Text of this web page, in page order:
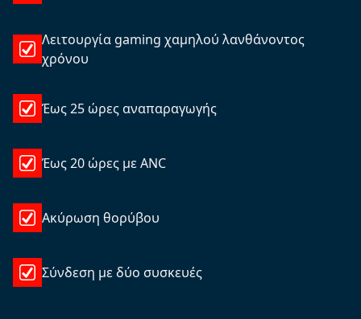
Λειτουργία gaming χαμηλού λανθάνοντος
χρόνου
Έως 25 ώρες αναπαραγωγής
Έως 20 ώρες με ANC
Ακύρωση θορύβου
Σύνδεση με δύο συσκευές